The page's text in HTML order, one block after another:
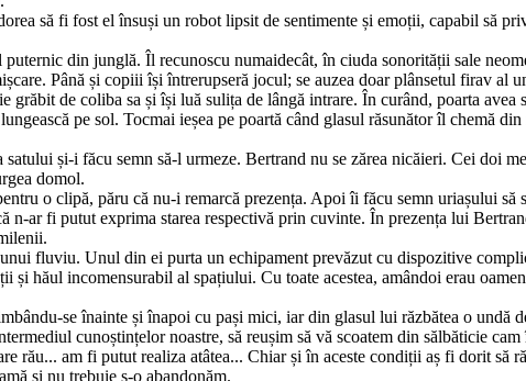
să fi fost el însuși un robot lipsit de sentimente și emoții, capabil să
puternic din junglă. Îl recunoscu numaidecât, în ciuda sonorității sale
Până și copiii își întrerupseră jocul; se auzea doar plânsetul firav al
grăbit de coliba sa și își luă sulița de lângă intrare. În curând, poarta
pe sol. Tocmai ieșea pe poartă când glasul răsunător îl chemă
și-i făcu semn să-l urmeze. Bertrand nu se zărea nicăieri. Cei doi
domol.
o clipă, păru că nu-i remarcă prezența. Apoi îi făcu semn uriașului să
n-ar fi putut exprima starea respectivă prin cuvinte. În prezența lui
fluviu. Unul din ei purta un echipament prevăzut cu dispozitive
și hăul incomensurabil al spațiului. Cu toate acestea, amândoi erau
se înainte și înapoi cu pași mici, iar din glasul lui răzbătea o undă
cunoștințelor noastre, să reușim să vă scoatem din sălbăticie
rău... am fi putut realiza atâtea... Chiar și în aceste condiții aș fi dorit să
și nu trebuie s-o abandonăm.